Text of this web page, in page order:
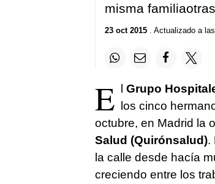
misma
23 oct 2015. Actualizado a
E l Grupo
los cinco
octubre, en Madrid la
Salud (Quirónsalud).
la calle desde hacía
creciendo entre los